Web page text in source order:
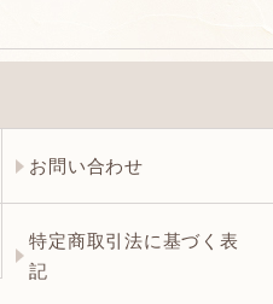
お問い合わせ
特定商取引法に基づく表
記